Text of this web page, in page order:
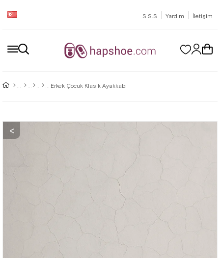
S.S.S | Yardım | İletişim
Erkek Çocuk Klasik Ayakkabı